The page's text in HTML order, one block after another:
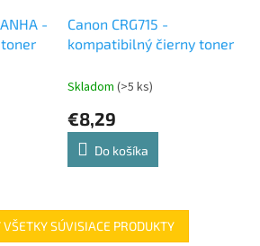
-
Canon CRG715 -
kompatibilný čierny toner
Skladom (>5 ks)
€8,29
Do košíka
SÚVISIACE PRODUKTY